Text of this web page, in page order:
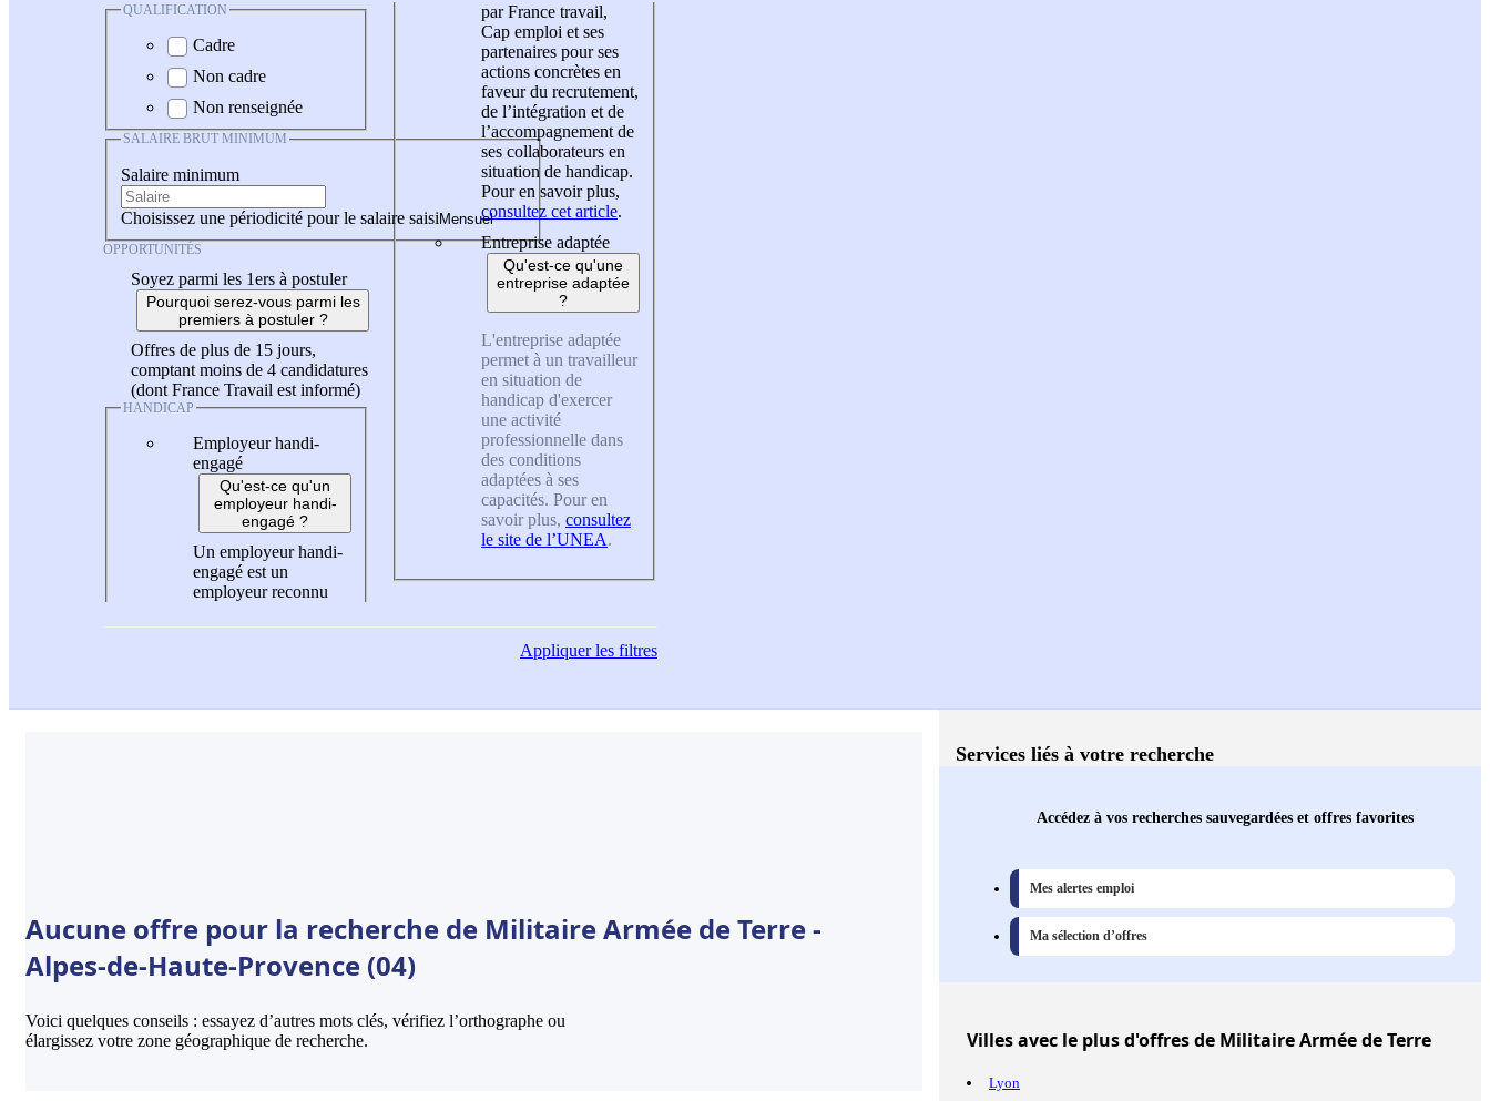
QUALIFICATION
Cadre
Non cadre
Non renseignée
SALAIRE BRUT MINIMUM
Salaire minimum
Choisissez une périodicité pour le salaire saisi
OPPORTUNITÉS
Soyez parmi les 1ers à postuler
Pourquoi serez-vous parmi les
premiers à postuler ?
Offres de plus de 15 jours,
comptant moins de 4 candidatures
(dont France Travail est informé)
HANDICAP
Employeur handi-
engagé
Qu'est-ce qu'un
employeur handi-
engagé ?
Un employeur handi-
engagé est un
employeur reconnu
par France travail,
Cap emploi et ses
partenaires pour ses
actions concrètes en
faveur du recrutement,
de l’intégration et de
l’accompagnement de
ses collaborateurs en
situation de handicap.
Pour en savoir plus,
consultez cet article.
Entreprise adaptée
Qu'est-ce qu'une
entreprise adaptée
?
L'entreprise adaptée
permet à un travailleur
en situation de
handicap d'exercer
une activité
professionnelle dans
des conditions
adaptées à ses
capacités. Pour en
savoir plus, consultez
le site de l’UNEA.
Appliquerles filtres
Aucune offre pour la recherche de Militaire Armée de Terre -
Alpes-de-Haute-Provence (04)
Voici quelques conseils : essayez d’autres mots clés, vérifiez l’orthographe ou
élargissez votre zone géographique de recherche.
Services liés à votre recherche
Accédez à vos recherches sauvegardées et offres favorites
Mes alertes emploi
Ma sélection d’offres
Villesavec le plus d'offres de Militaire Armée de Terre
Lyon